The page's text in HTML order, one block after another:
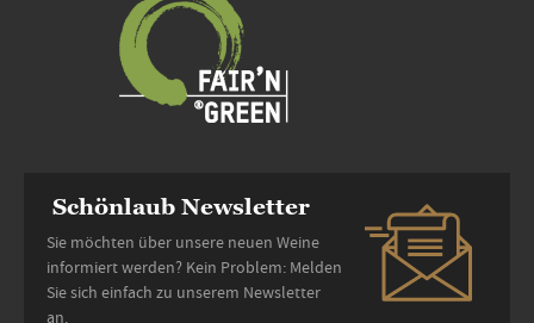
Schönlaub Newsletter
Sie möchten über unsere neuen Weine
informiert werden? Kein Problem: Melden
Sie sich einfach zu unserem Newsletter
an.